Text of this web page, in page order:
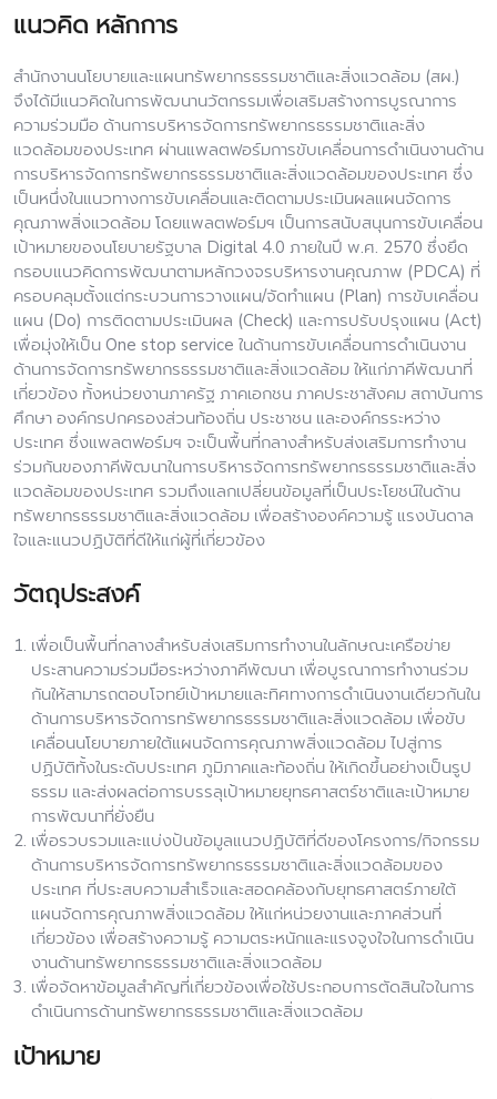
แนวคิด หลักการ
สำนักงานนโยบายและแผนทรัพยากรธรรมชาติและสิ่งแวดล้อม (สผ.)
จึงได้มีแนวคิดในการพัฒนานวัตกรรมเพื่อเสริมสร้างการบูรณาการ
ความร่วมมือ ด้านการบริหารจัดการทรัพยากรธรรมชาติและสิ่ง
แวดล้อมของประเทศ ผ่านแพลตฟอร์มการขับเคลื่อนการดำเนินงานด้าน
การบริหารจัดการทรัพยากรธรรมชาติและสิ่งแวดล้อมของประเทศ ซึ่ง
เป็นหนึ่งในแนวทางการขับเคลื่อนและติดตามประเมินผลแผนจัดการ
คุณภาพสิ่งแวดล้อม โดยแพลตฟอร์มฯ เป็นการสนับสนุนการขับเคลื่อน
เป้าหมายของนโยบายรัฐบาล Digital 4.0 ภายในปี พ.ศ. 2570 ซึ่งยึด
กรอบแนวคิดการพัฒนาตามหลักวงจรบริหารงานคุณภาพ (PDCA) ที่
ครอบคลุมตั้งแต่กระบวนการวางแผน/จัดทำแผน (Plan) การขับเคลื่อน
แผน (Do) การติดตามประเมินผล (Check) และการปรับปรุงแผน (Act)
เพื่อมุ่งให้เป็น One stop service ในด้านการขับเคลื่อนการดำเนินงาน
ด้านการจัดการทรัพยากรธรรมชาติและสิ่งแวดล้อม ให้แก่ภาคีพัฒนาที่
เกี่ยวข้อง ทั้งหน่วยงานภาครัฐ ภาคเอกชน ภาคประชาสังคม สถาบันการ
ศึกษา องค์กรปกครองส่วนท้องถิ่น ประชาชน และองค์กรระหว่าง
ประเทศ ซึ่งแพลตฟอร์มฯ จะเป็นพื้นที่กลางสำหรับส่งเสริมการทำงาน
ร่วมกันของภาคีพัฒนาในการบริหารจัดการทรัพยากรธรรมชาติและสิ่ง
แวดล้อมของประเทศ รวมถึงแลกเปลี่ยนข้อมูลที่เป็นประโยชน์ในด้าน
ทรัพยากรธรรมชาติและสิ่งแวดล้อม เพื่อสร้างองค์ความรู้ แรงบันดาล
ใจและแนวปฏิบัติที่ดีให้แก่ผู้ที่เกี่ยวข้อง
วัตถุประสงค์
เพื่อเป็นพื้นที่กลางสำหรับส่งเสริมการทำงานในลักษณะเครือข่าย
ประสานความร่วมมือระหว่างภาคีพัฒนา เพื่อบูรณาการทำงานร่วม
กันให้สามารถตอบโจทย์เป้าหมายและทิศทางการดำเนินงานเดียวกันใน
ด้านการบริหารจัดการทรัพยากรธรรมชาติและสิ่งแวดล้อม เพื่อขับ
เคลื่อนนโยบายภายใต้แผนจัดการคุณภาพสิ่งแวดล้อม ไปสู่การ
ปฏิบัติทั้งในระดับประเทศ ภูมิภาคและท้องถิ่น ให้เกิดขึ้นอย่างเป็นรูป
ธรรม และส่งผลต่อการบรรลุเป้าหมายยุทธศาสตร์ชาติและเป้าหมาย
การพัฒนาที่ยั่งยืน
เพื่อรวบรวมและแบ่งปันข้อมูลแนวปฏิบัติที่ดีของโครงการ/กิจกรรม
ด้านการบริหารจัดการทรัพยากรธรรมชาติและสิ่งแวดล้อมของ
ประเทศ ที่ประสบความสำเร็จและสอดคล้องกับยุทธศาสตร์ภายใต้
แผนจัดการคุณภาพสิ่งแวดล้อม ให้แก่หน่วยงานและภาคส่วนที่
เกี่ยวข้อง เพื่อสร้างความรู้ ความตระหนักและแรงจูงใจในการดำเนิน
งานด้านทรัพยากรธรรมชาติและสิ่งแวดล้อม
เพื่อจัดหาข้อมูลสำคัญที่เกี่ยวข้องเพื่อใช้ประกอบการตัดสินใจในการ
ดำเนินการด้านทรัพยากรธรรมชาติและสิ่งแวดล้อม
เป้าหมาย